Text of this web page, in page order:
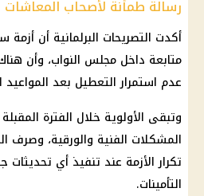
رسالة طمأنة لأصحاب المعاشات
أكدت التصريحات البرلمانية أن
متابعة داخل مجلس النواب، وأن
عدم استمرار التعطيل بعد المواعيد
وتبقى الأولوية خلال الفترة
المشكلات الفنية والورقية، وصرف
تكرار الأزمة عند تنفيذ أي
التأمينات.